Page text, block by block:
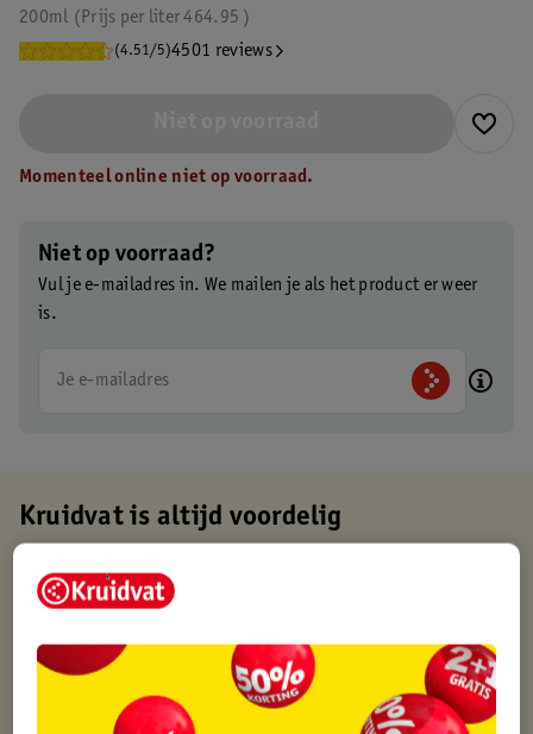
200ml 464.95
Prijs per liter
(4.51/5)4501 reviews
Momenteel online niet op voorraad.
Niet op voorraad?
Vul je e-mailadres in. We mailen je als het product er weer
is.
Je e-mailadres
Kruidvat is altijd voordelig
Gratis ophalen in de winkel
Op werkdagen voor 22:00 uur besteld, volgende dag in huis
Gratis retourneren binnen 30 dagen
Gratis punten met je Kruidvat kaart